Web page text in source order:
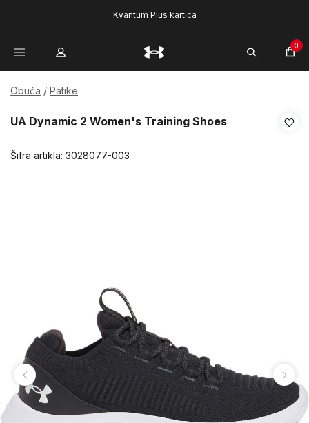
Kvantum Plus kartica
0
Obuća Patike
UA Dynamic 2 Women's Training Shoes
Šifra artikla: 3028077-003